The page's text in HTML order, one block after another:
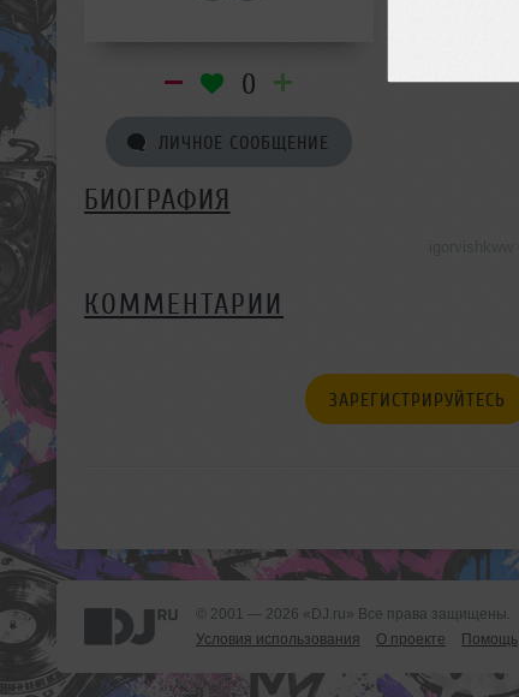
0
ЛИЧНОЕ СООБЩЕНИЕ
БИОГРАФИЯ
КОММЕНТАРИИ
ЗАРЕГИСТРИРУЙТЕСЬ
© 2001 — 2026 «DJ.ru» Все права защищены.
Условия использования
О проекте Помощь